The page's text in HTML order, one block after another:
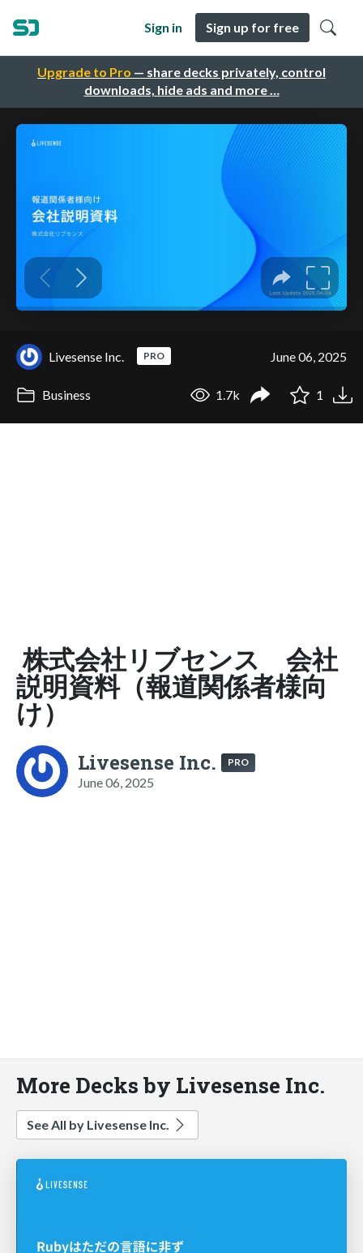
Upgrade to Pro — share decks privately, control
downloads, hide ads and more …
Sign in Sign up for free
Livesense Inc. PRO June 06, 2025
Business 1.7k 1
株式会社リブセンス 会社
説明資料（報道関係者様向
け）
Livesense Inc. PRO
June 06, 2025
More Decks by Livesense Inc.
See All by Livesense Inc.